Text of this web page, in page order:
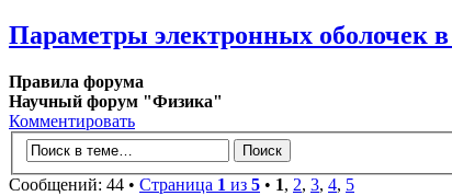
Параметры электронных оболочек в
Правила форума
Научный форум "Физика"
Комментировать
Сообщений: 44 • Страница 1 из 5 • 1, 2, 3, 4, 5